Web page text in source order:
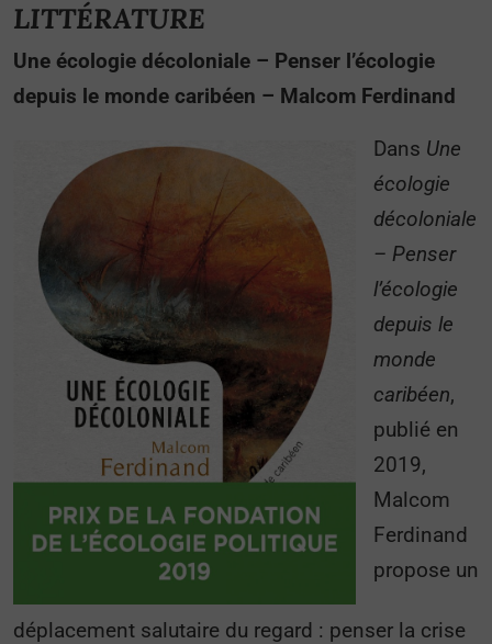
LITTÉRATURE
Une écologie décoloniale – Penser l’écologie
depuis le monde caribéen – Malcom Ferdinand
Dans Une
écologie
décoloniale
– Penser
l’écologie
depuis le
monde
caribéen,
publié en
2019,
Malcom
Ferdinand
propose un
déplacement salutaire du regard : penser la crise